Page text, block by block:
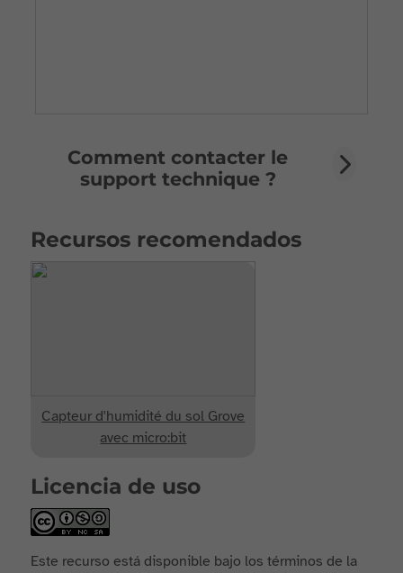
Comment contacter le
support technique ?
Recursos recomendados
Capteur d'humidité du sol Grove
avec micro:bit
Licencia de uso
Este recurso está disponible bajo los términos de la